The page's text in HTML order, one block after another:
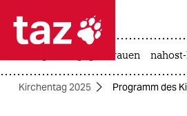
 taz zahl ich
taz zahl ich
gewalt gegen frauen
Kirchentag 2025 Programm des